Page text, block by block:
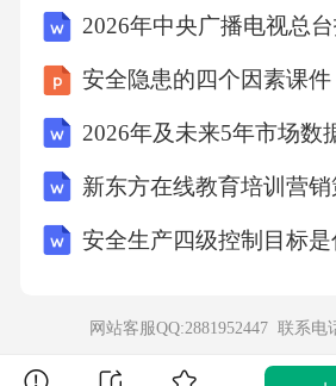
一项是(3分)A.从技术演进的内
人工智能就可达成。B.建设充
好社会，实现更多人的更大幸
更快、更强的技术更为重要。
“活下来”到“活得好”的论述，
安全隐患的四个因素课件
新东方在线教育培训营
安全生产四级控制目标是
网站客服QQ:2881952447 联系电